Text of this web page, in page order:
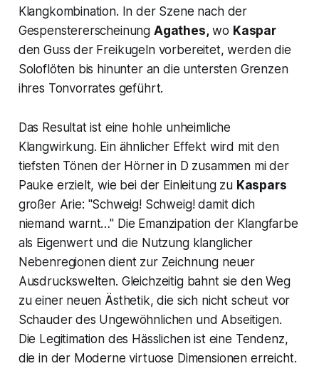
Klangkombination. In der Szene nach der
Gespenstererscheinung Agathes,wo Kaspar
den Guss der Freikugeln vorbereitet, werden die
Soloflöten bis hinunter an die untersten Grenzen
ihres Tonvorrates geführt.
Das Resultat ist eine hohle unheimliche
Klangwirkung. Ein ähnlicher Effekt wird mit den
tiefsten Tönen der Hörner in D zusammen mi der
Pauke erzielt, wie bei der Einleitung zu Kaspars
großer Arie: "Schweig! Schweig! damit dich
niemand warnt…" Die Emanzipation der Klangfarbe
als Eigenwert und die Nutzung klanglicher
Nebenregionen dient zur Zeichnung neuer
Ausdruckswelten. Gleichzeitig bahnt sie den Weg
zu einer neuen Ästhetik, die sich nicht scheut vor
Schauder des Ungewöhnlichen und Abseitigen.
Die Legitimation des Hässlichen ist eine Tendenz,
die in der Moderne virtuose Dimensionen erreicht.